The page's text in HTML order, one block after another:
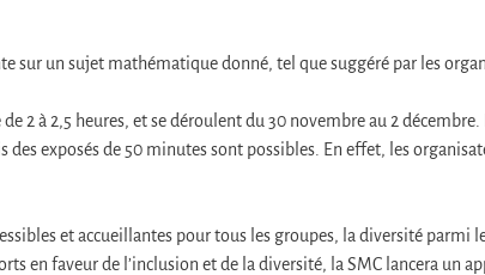
sur un sujet mathématique donné, tel que suggéré par les
2 à 2,5 heures, et se déroulent du 30 novembre au 2
des exposés de 50 minutes sont possibles. En effet, les
et accueillantes pour tous les groupes, la diversité
en faveur de l’inclusion et de la diversité, la SMC lancera un